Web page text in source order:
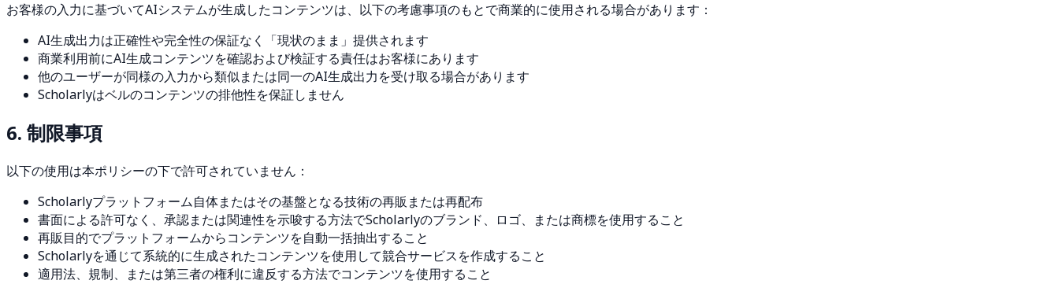
お客様の入力に基づいてAIシステムが生成したコンテンツは、以下の考慮事項のもとで商業的に使用される場合があります：
AI生成出力は正確性や完全性の保証なく「現状のまま」提供されます
商業利用前にAI生成コンテンツを確認および検証する責任はお客様にあります
他のユーザーが同様の入力から類似または同一のAI生成出力を受け取る場合があります
Scholarlyはベルのコンテンツの排他性を保証しません
6. 制限事項
以下の使用は本ポリシーの下で許可されていません：
Scholarlyプラットフォーム自体またはその基盤となる技術の再販または再配布
書面による許可なく、承認または関連性を示唆する方法でScholarlyのブランド、ロゴ、または商標を使用すること
再販目的でプラットフォームからコンテンツを自動一括抽出すること
Scholarlyを通じて系統的に生成されたコンテンツを使用して競合サービスを作成すること
適用法、規制、または第三者の権利に違反する方法でコンテンツを使用すること